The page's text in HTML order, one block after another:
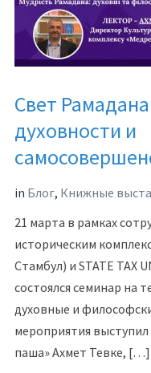
Свет
духовности и
in Блог, Книжные
21 марта в рамках
историческим
Стамбул) и STATE TAX
состоялся семинар на
духовные и
мероприятия
паша» Ахмет Тевке, […]